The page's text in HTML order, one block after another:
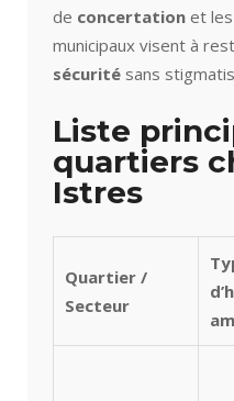
de concertation et
municipaux visent à
sécurité sans
Liste
quartiers
Istres
Quartier /
Secteur